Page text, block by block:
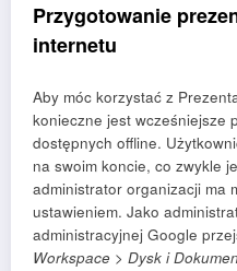
Przygotowanie
internetu
Aby móc korzystać z
konieczne jest wcześniejsze
dostępnych offline.
na swoim koncie, co zwykle
administrator organizacji ma
ustawieniem. Jako
administracyjnej Google
Workspace > Dysk i